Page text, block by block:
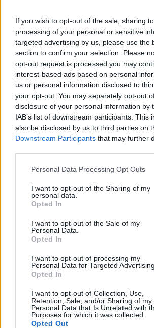
If you wish to opt-out of the sale, sharing
processing of your personal or sensitive
targeted advertising by us, please use the
section to confirm your selection. Please
opt-out request is processed you may
interest-based ads based on personal
us or personal information disclosed to
your opt-out. You may separately opt-out
disclosure of your personal information by
IAB’s list of downstream participants. This
also be disclosed by us to third parties on
Downstream Participants that may further
Personal Data Processing Opt Outs
I want to opt-out of the Sharing of my
personal data.
Opted In
I want to opt-out of the Sale of my
Personal Data.
Opted In
I want to opt-out of processing my
Personal Data for Targeted Advertising.
Opted In
I want to opt-out of Collection, Use,
Retention, Sale, and/or Sharing of my
Personal Data that Is Unrelated with
Purposes for which it was collected.
Opted Out
Cabrera, Tesio,
giovani tra i…
7 Ago 2026
Il Selargius rinforza il
Manuel Rinino e Samuele
6 Ago 2026
Le 5 sarde ancora nel
laziali, 4 campane e la
Venafro
6 Ago 2026
Coppa Italia: Aranova-
6 Ago 2026
Colpo dell'Uta con Pisano
Angiargia e Nenna
5 Ago 2026